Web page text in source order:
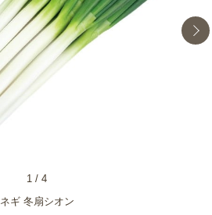
ネギ 冬扇シオン
1 / 4